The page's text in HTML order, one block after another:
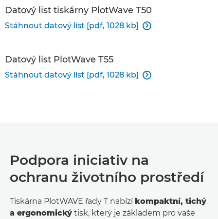
Datový list tiskárny PlotWave T50
Stáhnout datový list [pdf, 1028 kb] 
Datový list PlotWave T55
Stáhnout datový list [pdf, 1028 kb] 
Podpora iniciativ na
ochranu životního prostředí
Tiskárna PlotWAVE řady T nabízí kompaktní, tichý
a ergonomický tisk, který je základem pro vaše